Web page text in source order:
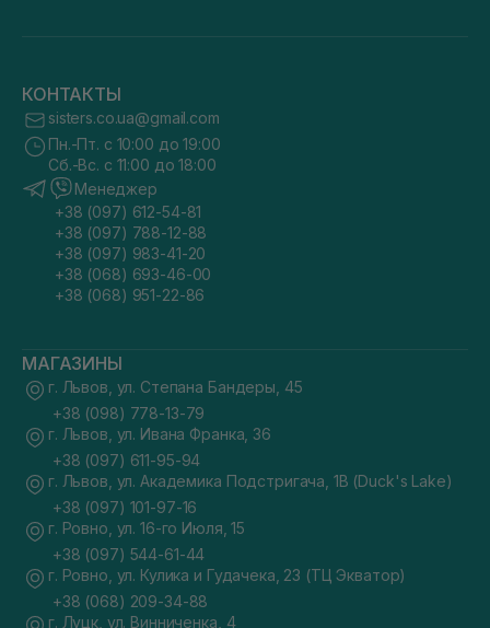
КОНТАКТЫ
sisters.co.ua@gmail.com
Пн.-Пт. с 10:00 до 19:00
Сб.-Вс. с 11:00 до 18:00
Менеджер
+38 (097) 612-54-81
+38 (097) 788-12-88
+38 (097) 983-41-20
+38 (068) 693-46-00
+38 (068) 951-22-86
МАГАЗИНЫ
г. Львов, ул. Степана Бандеры, 45
+38 (098) 778-13-79
г. Львов, ул. Ивана Франка, 36
+38 (097) 611-95-94
г. Львов, ул. Академика Подстригача, 1В (Duck's Lake)
+38 (097) 101-97-16
г. Ровно, ул. 16-го Июля, 15
+38 (097) 544-61-44
г. Ровно, ул. Кулика и Гудачека, 23 (ТЦ Экватор)
+38 (068) 209-34-88
г. Луцк, ул. Винниченка, 4